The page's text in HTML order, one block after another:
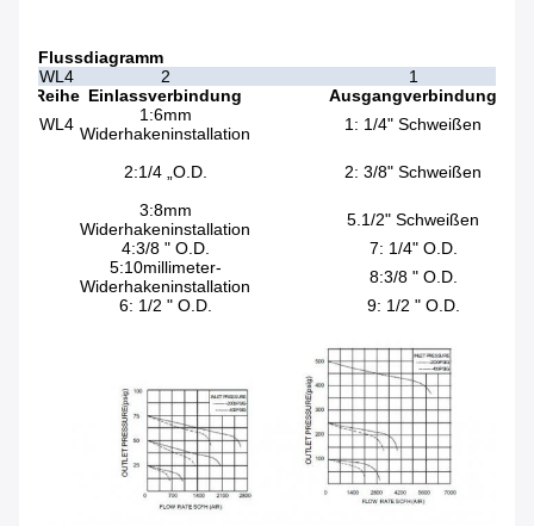
Flussdiagramm
WL4
2
1
Reihe Einlassverbindung Ausgangverbindung
WL4
1:6mm
Widerhakeninstallation
1: 1/4" Schweißen
2:1/4 „O.D. 2: 3/8" Schweißen
3:8mm
Widerhakeninstallation
5.1/2" Schweißen
4:3/8 " O.D.
7: 1/4" O.D.
5:10millimeter-
Widerhakeninstallation
8:3/8 " O.D.
6: 1/2 " O.D.
9: 1/2 " O.D.